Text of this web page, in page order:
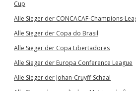
Cup
Alle Sieger der CONCACAF-Champions-
Alle Sieger der Copa do Brasil
Alle Sieger der Copa Libertadores
Alle Sieger der Europa Conference League
Alle Sieger der Johan-Cruyff-Schaal